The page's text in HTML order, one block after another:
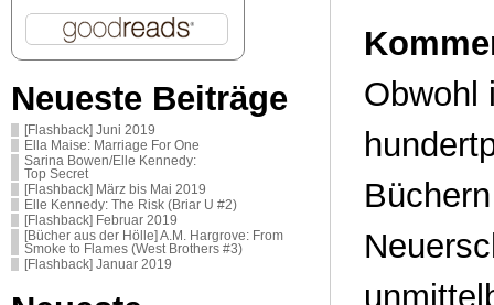
Neueste Beiträge
[Flashback] Juni 2019
Ella Maise: Marriage For One
Sarina Bowen/Elle Kennedy:
Top Secret
[Flashback] März bis Mai 2019
Elle Kennedy: The Risk (Briar U #2)
[Flashback] Februar 2019
[Bücher aus der Hölle] A.M. Hargrove: From
Smoke to Flames (West Brothers #3)
[Flashback] Januar 2019
Obwohl